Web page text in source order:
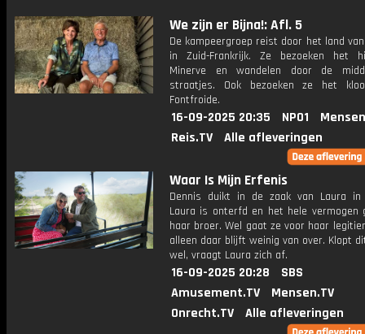
We zijn er Bijna!: Afl. 5
De kampeergroep reist door het land
in Zuid-Frankrijk. Ze bezoeken het
Minerve en wandelen door de
straatjes. Ook bezoeken ze het
Fontfroide.
16-09-2025 20:35 NPO1
Reis.TV
Alle afleveringen
Waar Is Mijn Erfenis
Dennis duikt in de zaak van Laura in
Laura is onterfd en het hele vermogen
haar broer. Wel gaat ze voor haar
alleen daar blijft weinig van over. Klopt
wel, vraagt Laura zich af.
16-09-2025 20:28
SBS
Amusement.TV
Mensen.TV
Onrecht.TV
Alle afleveringen